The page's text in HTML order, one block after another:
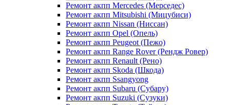
Ремонт акпп Mercedes (Мерседес)
Ремонт акпп Mitsubishi (Мицубиси)
Ремонт акпп Nissan (Ниссан)
Ремонт акпп Opel (Опель)
Ремонт акпп Peugeot (Пежо)
Ремонт акпп Range Rover (Рендж Ровер)
Ремонт акпп Renault (Рено)
Ремонт акпп Skoda (Шкода)
Ремонт акпп Ssangyong
Ремонт акпп Subaru (Cубару)
Ремонт акпп Suzuki (Сузуки)